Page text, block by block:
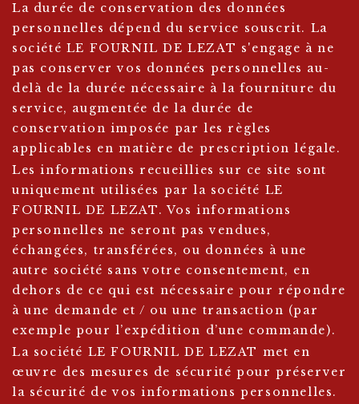
La durée de conservation des données
personnelles dépend du service souscrit. La
société LE FOURNIL DE LEZAT s'engage à ne
pas conserver vos données personnelles au-
delà de la durée nécessaire à la fourniture du
service, augmentée de la durée de
conservation imposée par les règles
applicables en matière de prescription légale.
Les informations recueillies sur ce site sont
uniquement utilisées par la société LE
FOURNIL DE LEZAT. Vos informations
personnelles ne seront pas vendues,
échangées, transférées, ou données à une
autre société sans votre consentement, en
dehors de ce qui est nécessaire pour répondre
à une demande et / ou une transaction (par
exemple pour l’expédition d’une commande).
La société LE FOURNIL DE LEZAT met en
œuvre des mesures de sécurité pour préserver
la sécurité de vos informations personnelles.